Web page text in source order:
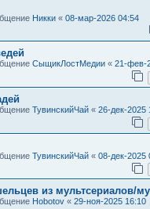
Никки « 08-мар-2026 04:54
СыщикЛостМедии « 21-фев-
ТувинскийЧай « 26-дек-2025
ТувинскийЧай « 08-дек-2025
из мультсериалов/
Hobotov « 29-ноя-2025 16:10